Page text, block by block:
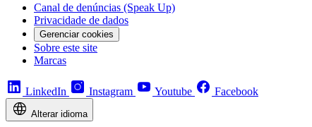
Canal de denúncias (Speak Up)
Privacidade de dados
Gerenciar cookies
Sobre este site
Marcas
LinkedIn Instagram Youtube Facebook
Alterar idioma